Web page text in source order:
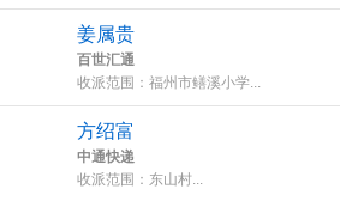
姜属贵
百世汇通
收派范围：福州市鳝溪小学...
方绍富
中通快递
收派范围：东山村...